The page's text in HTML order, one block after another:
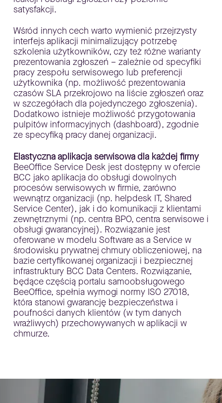
satysfakcji.
Wśród innych cech warto wymienić przejrzysty
interfejs aplikacji minimalizujący potrzebę
szkolenia użytkowników, czy też różne warianty
prezentowania zgłoszeń – zależnie od specyfiki
pracy zespołu serwisowego lub preferencji
użytkownika (np. możliwość prezentowania
czasów SLA przekrojowo na liście zgłoszeń oraz
w szczegółach dla pojedynczego zgłoszenia).
Dodatkowo istnieje możliwość przygotowania
pulpitów informacyjnych (dashboard), zgodnie
ze specyfiką pracy danej organizacji.
Elastyczna aplikacja serwisowa dla każdej firmy
BeeOffice Service Desk jest dostępny w ofercie
BCC jako aplikacja do obsługi dowolnych
procesów serwisowych w firmie, zarówno
wewnątrz organizacji (np. helpdesk IT, Shared
Service Center), jak i do komunikacji z klientami
zewnętrznymi (np. centra BPO, centra serwisowe i
obsługi gwarancyjnej). Rozwiązanie jest
oferowane w modelu Software as a Service w
środowisku prywatnej chmury obliczeniowej, na
bazie certyfikowanej organizacji i bezpiecznej
infrastruktury BCC Data Centers. Rozwiązanie,
będące częścią portalu samoobsługowego
BeeOffice, spełnia wymogi normy ISO 27018,
która stanowi gwarancję bezpieczeństwa i
poufności danych klientów (w tym danych
wrażliwych) przechowywanych w aplikacji w
chmurze.